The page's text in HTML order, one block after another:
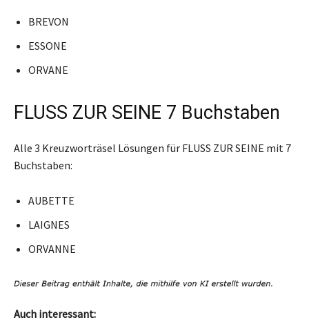
BREVON
ESSONE
ORVANE
FLUSS ZUR SEINE 7 Buchstaben
Alle 3 Kreuzworträsel Lösungen für FLUSS ZUR SEINE mit 7
Buchstaben:
AUBETTE
LAIGNES
ORVANNE
Auch interessant: